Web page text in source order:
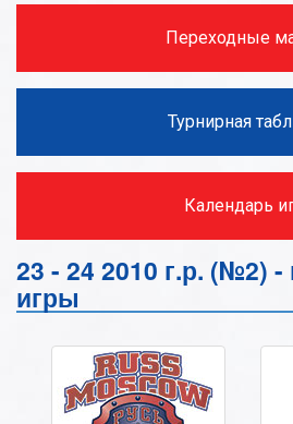
Переходные
Турнирная
Календарь
23 - 24 2010 г.р. (№2) -
игры